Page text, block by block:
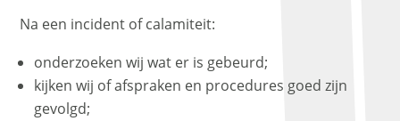
Na een incident of calamiteit:
onderzoeken wij wat er is gebeurd;
kijken wij of afspraken en procedures goed zijn
gevolgd;